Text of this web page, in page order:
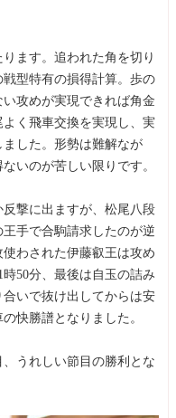
ます。追われた角を切り
型特有の損得計算。歩の
攻めが実現できれば角金
く飛車交換を実現し、実
した。形勢は難解なが
いのが苦しい限りです。
撃に出ますが、松尾八段
手で合駒請求したのが逆
わされた伊藤叡王は攻め
50分、最後は自玉の詰み
いで抜け出してからは安
快勝譜となりました。
うれしい節目の勝利とな